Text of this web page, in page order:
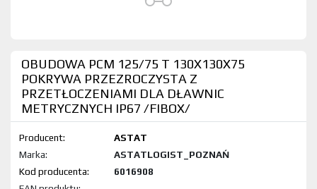
OBUDOWA PCM 125/75 T 130X130X75
POKRYWA PRZEZROCZYSTA Z
PRZETŁOCZENIAMI DLA DŁAWNIC
METRYCZNYCH IP67 /FIBOX/
Producent:
ASTAT
Marka:
ASTATLOGIST_POZNAŃ
Kod produktu:
6016908